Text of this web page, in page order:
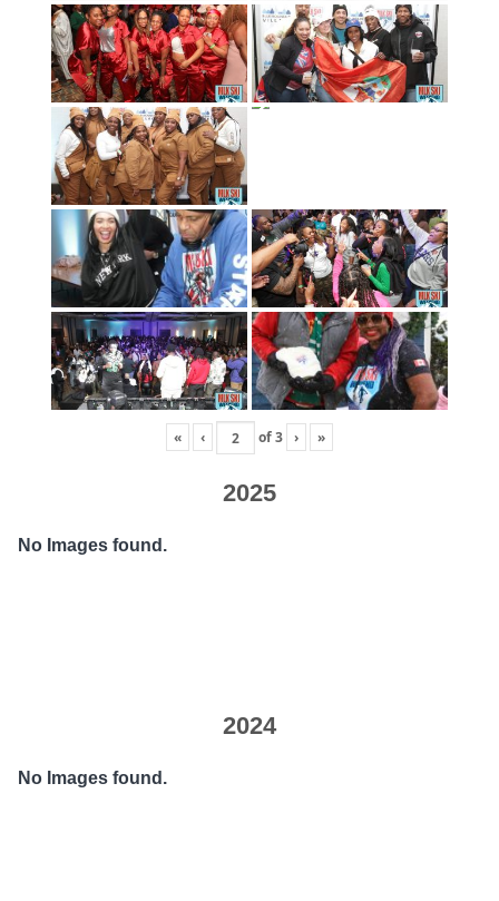
« ‹ of3 › »
2025
No Images found.
2024
No Images found.